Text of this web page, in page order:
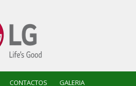
CONTACTOS GALERIA